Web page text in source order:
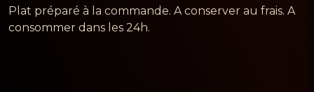
Plat préparé à la commande. A conserver au frais. A
consommer dans les 24h.